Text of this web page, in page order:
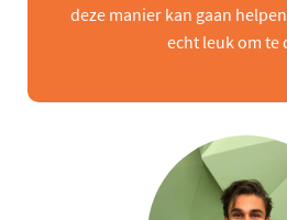
deze manier kan gaan
echt leuk om te